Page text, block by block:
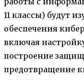
11 классы) будут
обеспечения
включая
построение
предотвращение